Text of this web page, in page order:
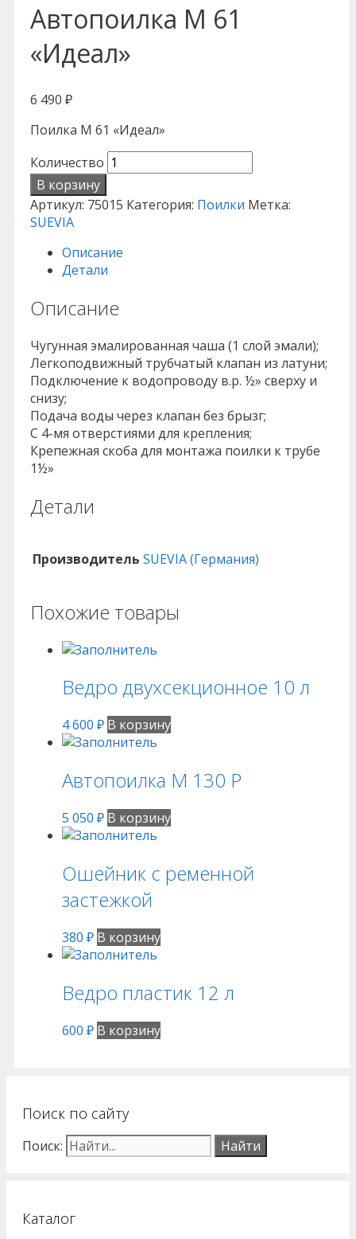
Автопоилка М 61
«Идеал»
6 490 ₽
Поилка М 61 «Идеал»
Количество
В корзину
Артикул: 75015 Категория: Поилки Метка:
SUEVIA
Описание
Детали
Описание
Чугунная эмалированная чаша (1 слой эмали);
Легкоподвижный трубчатый клапан из латуни;
Подключение к водопроводу в.р. ½» сверху и
снизу;
Подача воды через клапан без брызг;
С 4-мя отверстиями для крепления;
Крепежная скоба для монтажа поилки к трубе
1½»
Детали
Производитель SUEVIA (Германия)
Похожие товары
Ведро двухсекционное 10 л
4 600 ₽ В корзину
Автопоилка М 130 Р
5 050 ₽ В корзину
Ошейник с ременной
застежкой
380 ₽ В корзину
Ведро пластик 12 л
600 ₽ В корзину
Поиск по сайту
Поиск:
Каталог